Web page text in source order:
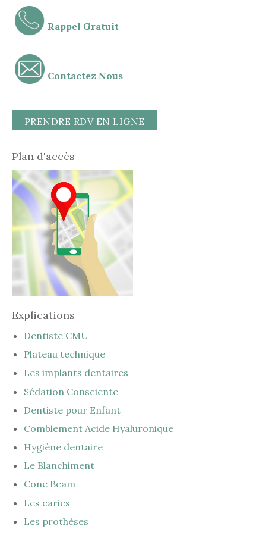
Rappel Gratuit
Contactez Nous
PRENDRE RDV EN LIGNE
Plan d'accès
Explications
Dentiste CMU
Plateau technique
Les implants dentaires
Sédation Consciente
Dentiste pour Enfant
Comblement Acide Hyaluronique
Hygiène dentaire
Le Blanchiment
Cone Beam
Les caries
Les prothèses